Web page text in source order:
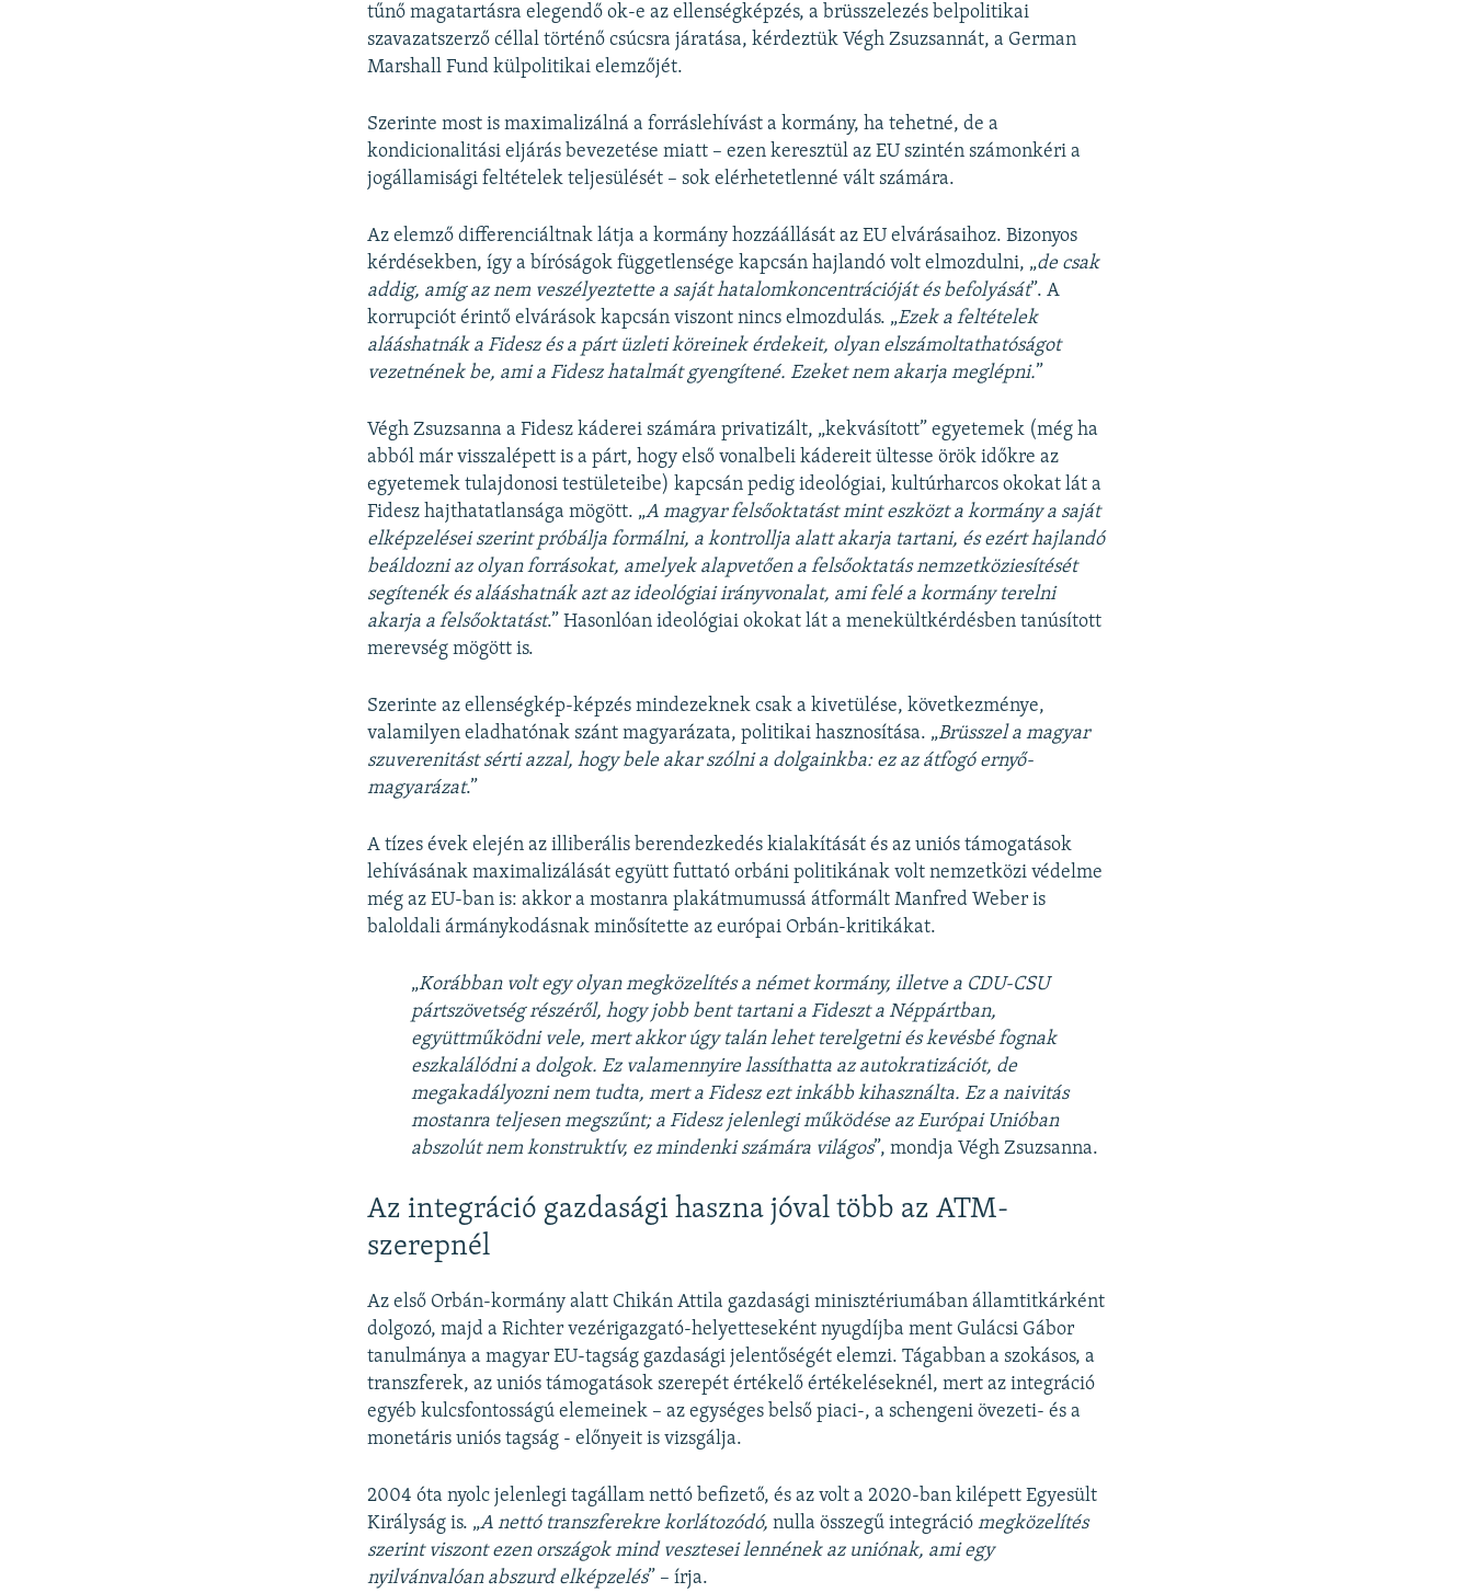
tűnő magatartásra elegendő ok-e az ellenségképzés, a brüsszelezés belpolitikai
szavazatszerző céllal történő csúcsra járatása, kérdeztük Végh Zsuzsannát, a German
Marshall Fund külpolitikai elemzőjét.
Szerinte most is maximalizálná a forráslehívást a kormány, ha tehetné, de a
kondicionalitási eljárás bevezetése miatt – ezen keresztül az EU szintén számonkéri a
jogállamisági feltételek teljesülését – sok elérhetetlenné vált számára.
Az elemző differenciáltnak látja a kormány hozzáállását az EU elvárásaihoz. Bizonyos
kérdésekben, így a bíróságok függetlensége kapcsán hajlandó volt elmozdulni, „de csak
addig, amíg az nem veszélyeztette a saját hatalomkoncentrációját és befolyását”. A
korrupciót érintő elvárások kapcsán viszont nincs elmozdulás. „Ezek a feltételek
alááshatnák a Fidesz és a párt üzleti köreinek érdekeit, olyan elszámoltathatóságot
vezetnének be, ami a Fidesz hatalmát gyengítené. Ezeket nem akarja meglépni.”
Végh Zsuzsanna a Fidesz káderei számára privatizált, „kekvásított” egyetemek (még ha
abból már visszalépett is a párt, hogy első vonalbeli kádereit ültesse örök időkre az
egyetemek tulajdonosi testületeibe) kapcsán pedig ideológiai, kultúrharcos okokat lát a
Fidesz hajthatatlansága mögött. „A magyar felsőoktatást mint eszközt a kormány a saját
elképzelései szerint próbálja formálni, a kontrollja alatt akarja tartani, és ezért hajlandó
beáldozni az olyan forrásokat, amelyek alapvetően a felsőoktatás nemzetköziesítését
segítenék és alááshatnák azt az ideológiai irányvonalat, ami felé a kormány terelni
akarja a felsőoktatást.” Hasonlóan ideológiai okokat lát a menekültkérdésben tanúsított
merevség mögött is.
Szerinte az ellenségkép-képzés mindezeknek csak a kivetülése, következménye,
valamilyen eladhatónak szánt magyarázata, politikai hasznosítása. „Brüsszel a magyar
szuverenitást sérti azzal, hogy bele akar szólni a dolgainkba: ez az átfogó ernyő-
magyarázat.”
A tízes évek elején az illiberális berendezkedés kialakítását és az uniós támogatások
lehívásának maximalizálását együtt futtató orbáni politikának volt nemzetközi védelme
még az EU-ban is: akkor a mostanra plakátmumussá átformált Manfred Weber is
baloldali ármánykodásnak minősítette az európai Orbán-kritikákat.
„Korábban volt egy olyan megközelítés a német kormány, illetve a CDU-CSU
pártszövetség részéről, hogy jobb bent tartani a Fideszt a Néppártban,
együttműködni vele, mert akkor úgy talán lehet terelgetni és kevésbé fognak
eszkalálódni a dolgok. Ez valamennyire lassíthatta az autokratizációt, de
megakadályozni nem tudta, mert a Fidesz ezt inkább kihasználta. Ez a naivitás
mostanra teljesen megszűnt; a Fidesz jelenlegi működése az Európai Unióban
abszolút nem konstruktív, ez mindenki számára világos”, mondja Végh Zsuzsanna.
Az integráció gazdasági haszna jóval több az ATM-
szerepnél
Az első Orbán-kormány alatt Chikán Attila gazdasági minisztériumában államtitkárként
dolgozó, majd a Richter vezérigazgató-helyetteseként nyugdíjba ment Gulácsi Gábor
tanulmánya a magyar EU-tagság gazdasági jelentőségét elemzi. Tágabban a szokásos, a
transzferek, az uniós támogatások szerepét értékelő értékeléseknél, mert az integráció
egyéb kulcsfontosságú elemeinek – az egységes belső piaci-, a schengeni övezeti- és a
monetáris uniós tagság - előnyeit is vizsgálja.
2004 óta nyolc jelenlegi tagállam nettó befizető, és az volt a 2020-ban kilépett Egyesült
Királyság is. „A nettó transzferekre korlátozódó,nulla összegű integrációmegközelítés
szerint viszont ezen országok mind vesztesei lennének az uniónak, ami egy
nyilvánvalóan abszurd elképzelés” – írja.